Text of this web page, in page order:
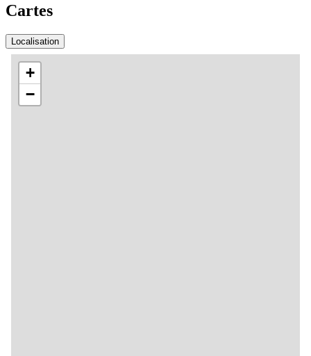
Cartes
Localisation